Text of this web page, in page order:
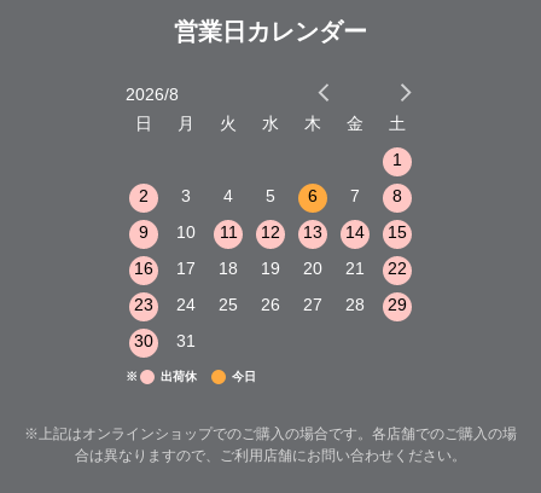
営業日カレンダー
2026/8
日
月 火 水 木 金
土
1
2
3 4 5 6 7
8
9
10 11 12 13 14
15
16
17 18 19 20 21
22
23
24 25 26 27 28
29
30
31
※ 出荷休 今日
※上記はオンラインショップでのご購入の場合です。各店舗でのご購入の場
合は異なりますので、ご利用店舗にお問い合わせください。